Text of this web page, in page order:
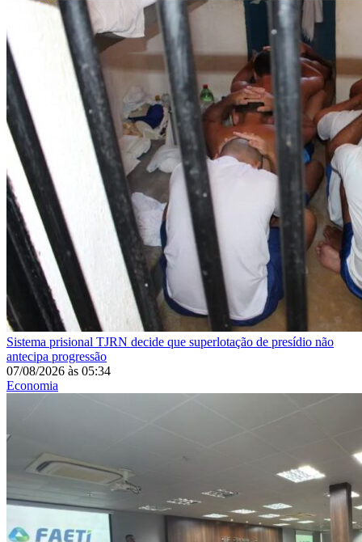
Sistema prisional TJRN decide que superlotação de presídio não
antecipa progressão
07/08/2026 às 05:34
Economia